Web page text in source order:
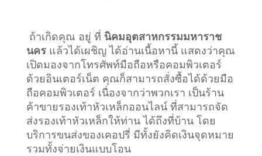
ถ้าเกิดคุณ อยู่ ที่ นิคมอุตสาหกรรมมหาราช
นครแล้วได้เผชิญ ได้อ่านเนื้อหานี้ แสดงว่าคุณ
เปิดมองจากโทรศัพท์มือถือหรือคอมพิวเตอร์
ด้วยอินเตอร์เน็ต คุณก็สามารถสั่งซื้อได้ด้วยมือ
ถือคอมพิวเตอร์ เนื่องจากว่าพวกเรา เป็นร้าน
ค้าขายรองเท้าหัวเหล็กออนไลน์ ที่สามารถจัด
ส่งรองเท้าหัวเหล็กให้ท่าน ได้ถึงที่บ้าน โดย
บริการขนส่งของเคอปรี่ มีทั้งยังคิดเงินจุดหมาย
รวมทั้งจ่ายเงินแบบโอน